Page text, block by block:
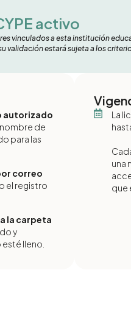
activo
vinculados a esta institución
validación estará sujeta a los
autorizado
de
para las
correo
el registro
la carpeta
y
lleno.
La
una
que